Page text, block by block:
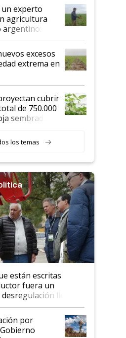
experto
agricultura
argentino:
excesos
extrema en
cubrir
de 750.000
sembradas
un
en genética y
los temas
están escritas
fuera un
llegó
y hasta se
al IPCVA
por